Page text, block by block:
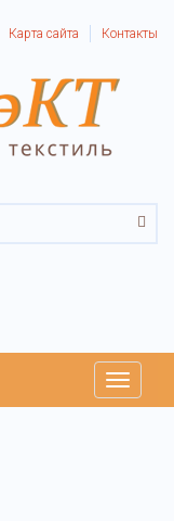
Карта сайта Контакты
Toggle